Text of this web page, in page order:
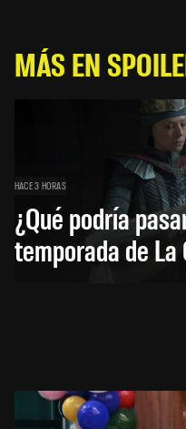
MÁS EN
HACE 3 HORAS
¿Qué podría
temporada de La